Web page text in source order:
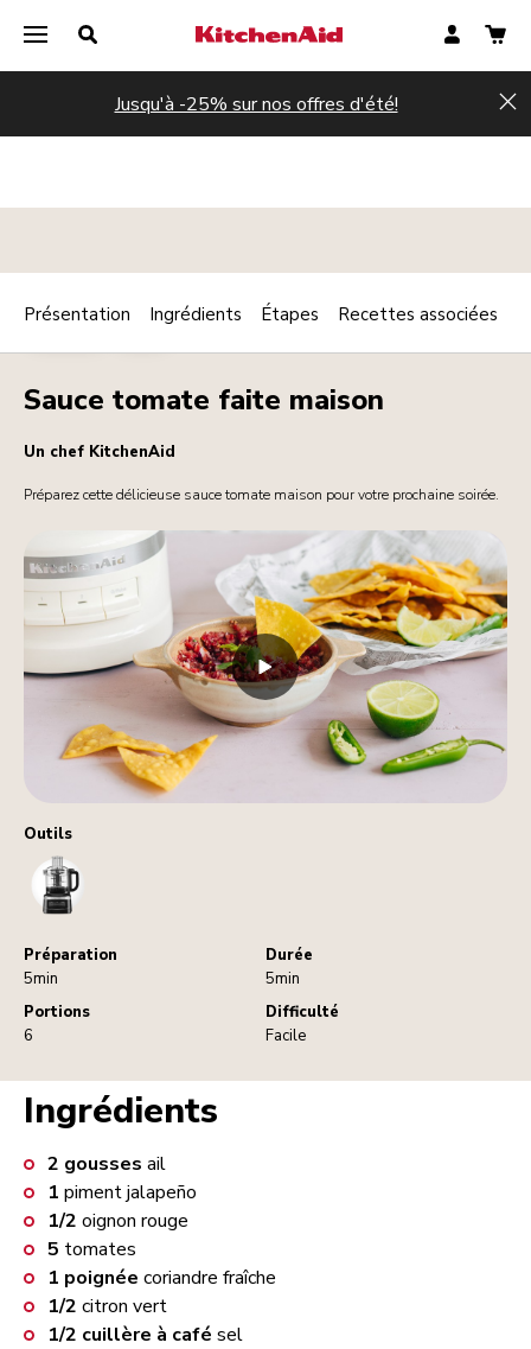
Jusqu'à -25% sur nos offres d'été!
Outils
FoodProcessor
Préparation
5min
Durée
5min
Portions
6
Difficulté
Facile
SAUCES DIPS Print
Sauce tomate faite maison
Un chef KitchenAid
Préparez cette délicieuse sauce tomate maison pour votre prochaine soirée.
Présentation Ingrédients Étapes Recettes associées
Ingrédients
2 gousses ail
1 piment jalapeño
1/2 oignon rouge
5 tomates
1 poignée coriandre fraîche
1/2 citron vert
1/2 cuillère à café sel